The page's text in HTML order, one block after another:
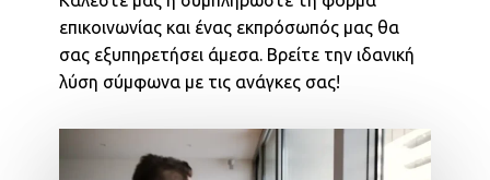
επικοινωνίας και ένας εκπρόσωπός μας θα
σας εξυπηρετήσει άμεσα. Βρείτε την ιδανική
λύση σύμφωνα με τις ανάγκες σας!